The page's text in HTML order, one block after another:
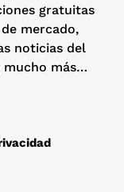
gratuitas
mercado,
noticias del
mucho más…